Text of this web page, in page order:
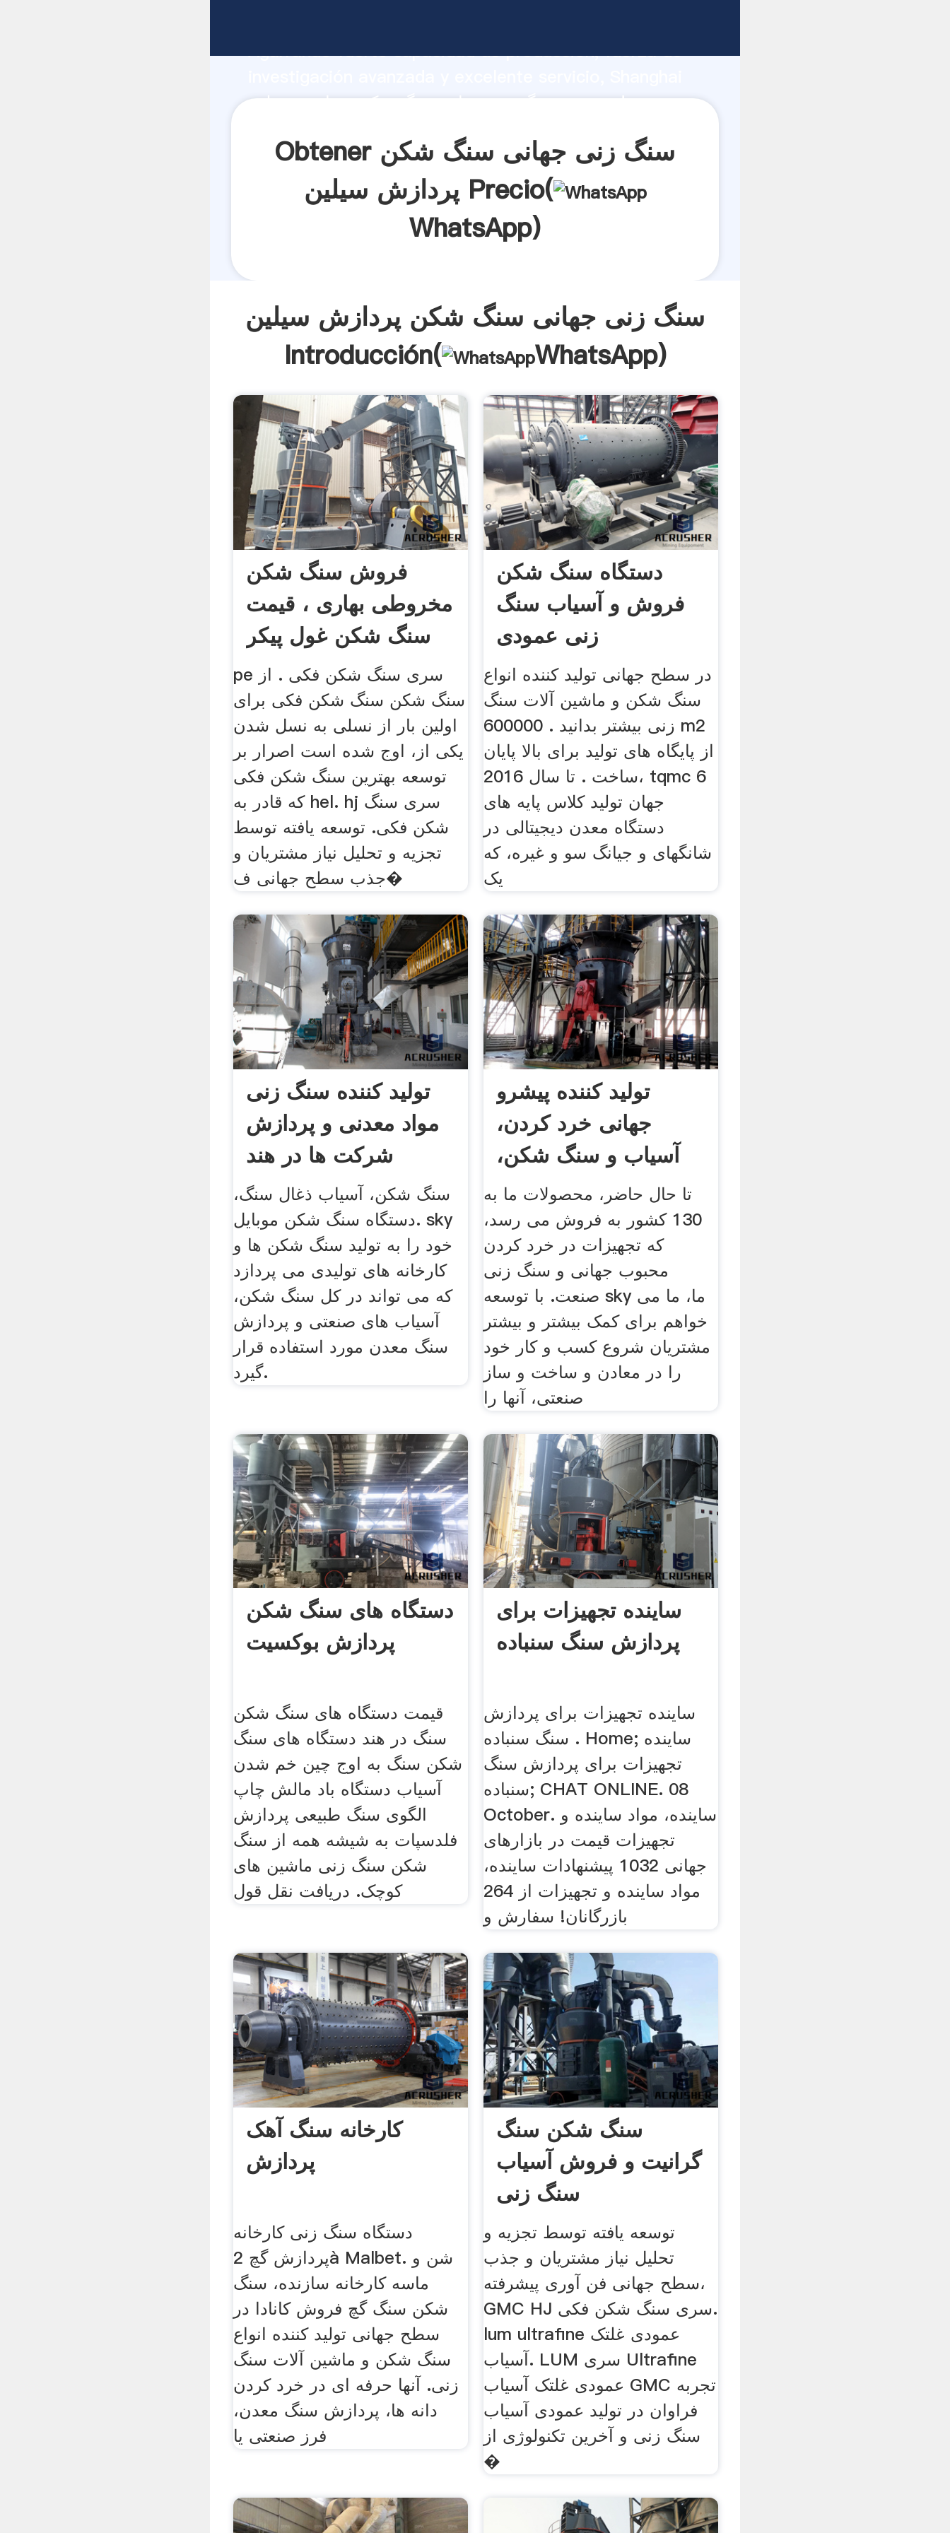
Agarrando fuerte capacidad de producción, fuerza de
سنگ زنی جهانی سنگ شکن پردازش سیلین proveedor crea
Obtener سنگ زنی جهانی سنگ شکن
پردازش سیلین Precio(
WhatsApp)
سنگ زنی جهانی سنگ شکن پردازش سیلین
Introducción(
WhatsApp)
فروش سنگ شکن
مخروطی بهاری ، قیمت
سنگ شکن غول پیکر
pe سری سنگ شکن فکی . از
سنگ شکن سنگ شکن فکی برای
اولین بار از نسلی به نسل شدن
یکی از، اوج شده است اصرار بر
توسعه بهترین سنگ شکن فکی
که قادر به hel. hj سری سنگ
شکن فکی. توسعه یافته توسط
تجزیه و تحلیل نیاز مشتریان و
جذب سطح جهانی ف�
دستگاه سنگ شکن
فروش و آسیاب سنگ
زنی عمودی
در سطح جهانی تولید کننده انواع
سنگ شکن و ماشین آلات سنگ
زنی بیشتر بدانید . 600000 m2
از پایگاه های تولید برای بالا پایان
ساخت . تا سال 2016، tqmc 6
جهان تولید کلاس پایه های
دستگاه معدن دیجیتالی در
شانگهای و جیانگ سو و غیره، که
یک
تولید کننده سنگ زنی
مواد معدنی و پردازش
شرکت ها در هند
سنگ شکن، آسیاب ذغال سنگ،
دستگاه سنگ شکن موبایل. sky
خود را به تولید سنگ شکن ها و
کارخانه های تولیدی می پردازد
که می تواند در کل سنگ شکن،
آسیاب های صنعتی و پردازش
سنگ معدن مورد استفاده قرار
گیرد.
تولید کننده پیشرو
جهانی خرد کردن،
آسیاب و سنگ شکن،
سنگ شکن
تا حال حاضر، محصولات ما به
130 کشور به فروش می رسد،
که تجهیزات در خرد کردن
محبوب جهانی و سنگ زنی
صنعت. با توسعه sky ما، ما می
خواهم برای کمک بیشتر و بیشتر
مشتریان شروع کسب و کار خود
را در معادن و ساخت و ساز
صنعتی، آنها را
دستگاه های سنگ شکن
پردازش بوکسیت
قیمت دستگاه های سنگ شکن
سنگ در هند دستگاه های سنگ
شکن سنگ به اوج چین خم شدن
آسیاب دستگاه باد مالش چاپ
الگوی سنگ طبیعی پردازش
فلدسپات به شیشه همه از سنگ
شکن سنگ زنی ماشین های
کوچک. دریافت نقل قول
ساینده تجهیزات برای
پردازش سنگ سنباده
ساینده تجهیزات برای پردازش
سنگ سنباده . Home; ساینده
تجهیزات برای پردازش سنگ
سنباده; CHAT ONLINE. 08
October. ساینده، مواد ساینده و
تجهیزات قیمت در بازارهای
جهانی 1032 پیشنهادات ساینده،
مواد ساینده و تجهیزات از 264
بازرگانان! سفارش و
کارخانه سنگ آهک
پردازش
دستگاه سنگ زنی کارخانه
پردازش گچ 2à Malbet. شن و
ماسه کارخانه سازنده، سنگ
شکن سنگ گچ فروش کانادا در
سطح جهانی تولید کننده انواع
سنگ شکن و ماشین آلات سنگ
زنی. آنها حرفه ای در خرد کردن
دانه ها، پردازش سنگ معدن،
فرز صنعتی یا
سنگ شکن سنگ
گرانیت و فروش آسیاب
سنگ زنی
توسعه یافته توسط تجزیه و
تحلیل نیاز مشتریان و جذب
سطح جهانی فن آوری پیشرفته،
GMC HJ سری سنگ شکن فکی.
lum ultrafine عمودی غلتک
آسیاب. LUM سری Ultrafine
عمودی غلتک آسیاب GMC تجربه
فراوان در تولید عمودی آسیاب
سنگ زنی و آخرین تکنولوژی از
�